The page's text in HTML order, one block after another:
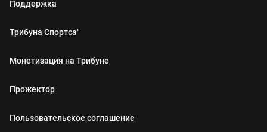
Поддержка
Трибуна Спортса"
Монетизация на Трибуне
Прожектор
Пользовательское соглашение